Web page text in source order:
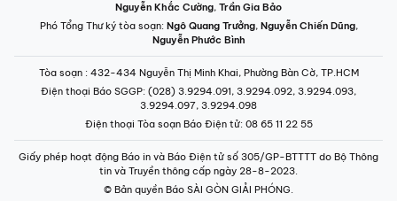
Nguyễn Khắc Cường, Trần Gia Bảo
Phó Tổng Thư ký tòa soạn: Ngô Quang Trưởng, Nguyễn Chiến Dũng,
Nguyễn Phước Bình
Tòa soạn : 432-434 Nguyễn Thị Minh Khai, Phường Bàn Cờ, TP.HCM
Điện thoại Báo SGGP: (028) 3.9294.091, 3.9294.092, 3.9294.093,
3.9294.097, 3.9294.098
Điện thoại Tòa soạn Báo Điện tử: 08 65 11 22 55
Giấy phép hoạt động Báo in và Báo Điện tử số 305/GP-BTTTT do Bộ Thông
tin và Truyền thông cấp ngày 28-8-2023.
© Bản quyền Báo SÀI GÒN GIẢI PHÓNG.